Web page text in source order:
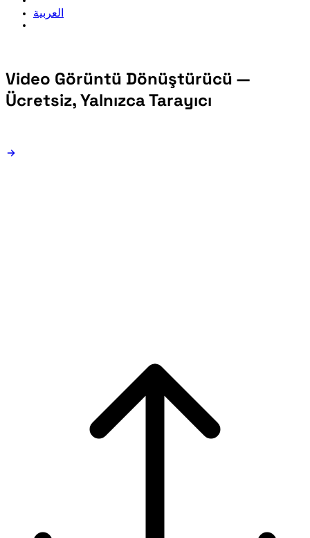
العربية
Video Görüntü Dönüştürücü —
Ücretsiz, Yalnızca Tarayıcı